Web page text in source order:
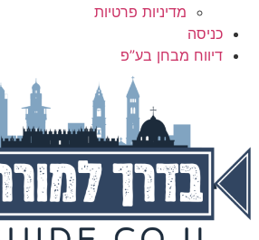
מדיניות פרטיות
כניסה
דיווח מבחן בע”פ